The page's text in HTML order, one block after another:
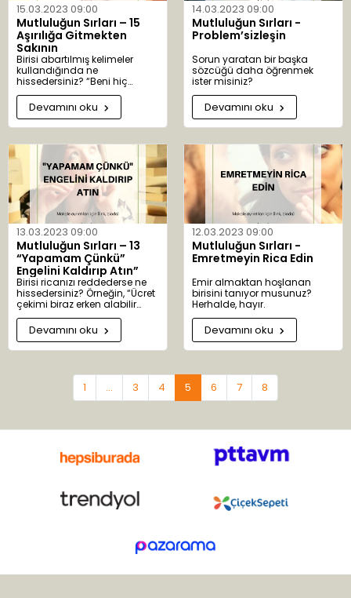
15.03.2023 09:00
Mutluluğun Sırları – 15
Aşırılığa Gitmekten
Sakının
Birisi abartılmış kelimeler
kullandığında ne
hissedersiniz? “Beni hiç
dinlemiyorsun?” “Hep geç
kalıyorsun.” “Her şey senin
istediğin gibi olsun
istiyorsun.” Aşırı sözler aşırı
belirttiği gibi, herkes, bütün, her
zaman ve hiç kimse gibi
kuvvetli kelimeler genellikle
hakikate dayalıdır. Hakikat
abartıldığında diğer kişiler
kendini kaybeder, ya hep ya
hiç nitelendirmelerini adil
bulmayarak şiddetle protesto
eder ve hemen istisnalara
işaret etmeye başlarlar.
Devamını oku
14.03.2023 09:00
Mutluluğun Sırları -
Problem’sizleşin
Sorun yaratan bir başka
sözcüğü daha öğrenmek
ister misiniz?
Devamını oku
13.03.2023 09:00
Mutluluğun Sırları – 13
“Yapamam Çünkü”
Engelini Kaldırıp Atın”
Birisi ricanızı reddederse ne
hissedersiniz? Örneğin, “Ücret
çekimi biraz erken alabilir
miyim? Hafta sonu Los
Angeles’a gideceğim” diye
soruyorsunuz ve şefiniz
kabaca yanıtlıyor: “Hayır,
Hayır ve alamazsınız çünkü
sözcüklerinin nasıl yüzünüze
kapatılan sözel kapılar gibi
istediğinizi vermemektedir.
Devamını oku
12.03.2023 09:00
Mutluluğun Sırları -
Emretmeyin Rica Edin
Emir almaktan hoşlanan
birisini tanıyor musunuz?
Herhalde, hayır.
Devamını oku
1 ... 3 4 5 6 7 8